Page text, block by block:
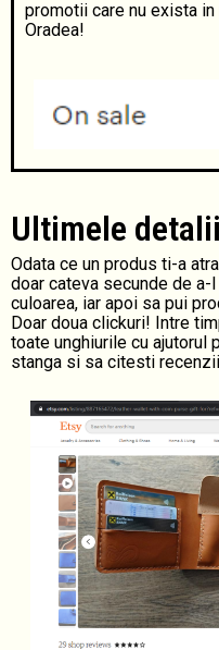
promotii care nu exista
Oradea!
Ultimele
Odata ce un produs ti-a
doar cateva secunde de
culoarea, iar apoi sa pui
Doar doua clickuri! Intre
toate unghiurile cu
stanga si sa citesti